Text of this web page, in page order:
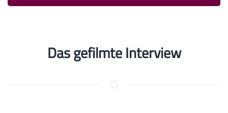
Das gefilmte Interview